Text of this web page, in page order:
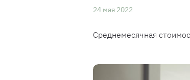
24 мая 2022
Среднемесячная